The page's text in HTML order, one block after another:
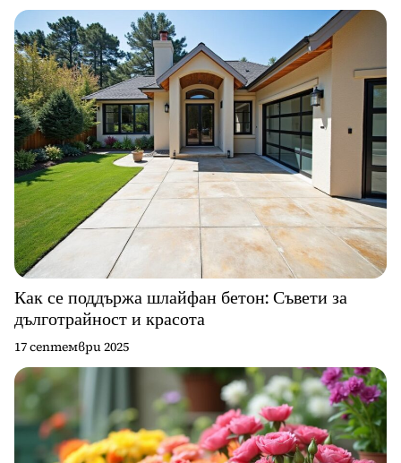
Как се поддържа шлайфан бетон: Съвети за
дълготрайност и красота
17 септември 2025